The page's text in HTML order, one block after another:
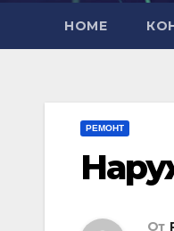
HOME
РЕМОНТ
От